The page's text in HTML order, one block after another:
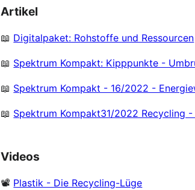
Artikel
📖 Digitalpaket: Rohstoffe und Ressourcen
📖 Spektrum Kompakt: Kipppunkte -
📖 Spektrum Kompakt - 16/2022 -
📖 Spektrum Kompakt31/2022 Recycling
Videos
📽 Plastik - Die Recycling-Lüge